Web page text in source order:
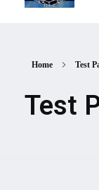
Home Test
Test